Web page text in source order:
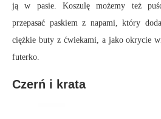
ją w pasie. Koszulę możemy też
przepasać paskiem z napami, który
ciężkie buty z ćwiekami, a jako okrycie
futerko.
Czerń i krata